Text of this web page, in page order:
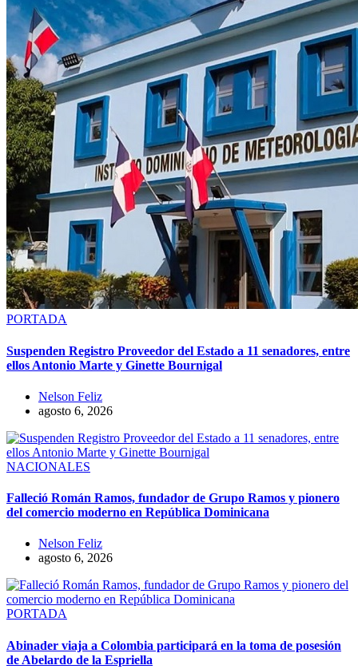
PORTADA
Suspenden Registro Proveedor del Estado a 11 senadores, entre
ellos Antonio Marte y Ginette Bournigal
Nelson Feliz
agosto 6, 2026
NACIONALES
Falleció Román Ramos, fundador de Grupo Ramos y pionero
del comercio moderno en República Dominicana
Nelson Feliz
agosto 6, 2026
PORTADA
Abinader viaja a Colombia participará en la toma de posesión
de Abelardo de la Espriella